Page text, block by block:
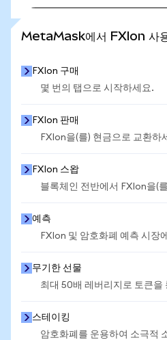
MetaMask에서 FXIon 사
FXIon 구매
몇 번의 탭으로 시작하세요.
FXIon 판매
FXIon을(를) 현금으로 교환하
FXIon 스왑
블록체인 전반에서 FXIon을(
예측
FXIon 및 암호화폐 예측 시장
무기한 선물
최대 50배 레버리지로 토큰을
스테이킹
암호화폐를 운용하여 소극적